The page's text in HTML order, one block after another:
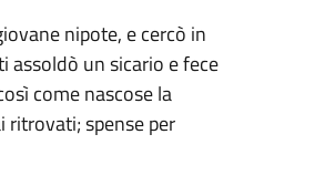
nipote, e cercò in
assoldò un sicario e fece
come nascose la
ritrovati; spense per